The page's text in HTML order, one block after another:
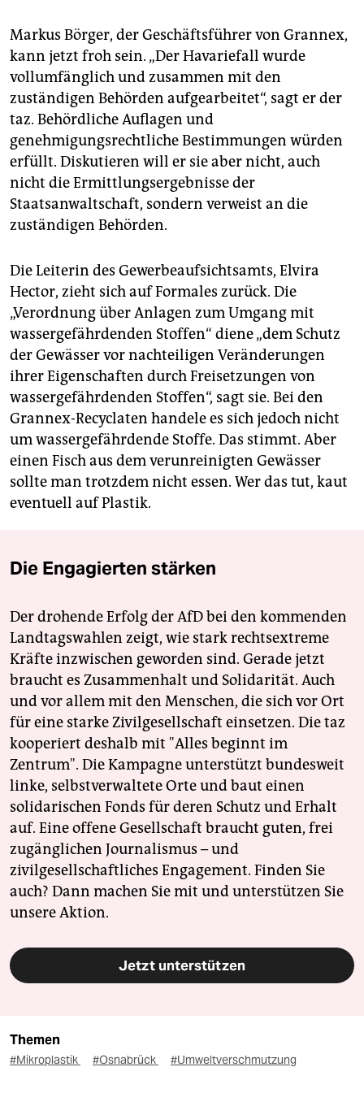
Markus Börger, der Geschäftsführer von Grannex,
kann jetzt froh sein. „Der Havariefall wurde
vollumfänglich und zusammen mit den
zuständigen Behörden aufgearbeitet“, sagt er der
taz. Behördliche Auflagen und
genehmigungsrechtliche Bestimmungen würden
erfüllt. Diskutieren will er sie aber nicht, auch
nicht die Ermittlungsergebnisse der
Staatsanwaltschaft, sondern verweist an die
zuständigen Behörden.
Die Leiterin des Gewerbeaufsichtsamts, Elvira
Hector, zieht sich auf Formales zurück. Die
„Verordnung über Anlagen zum Umgang mit
wassergefährdenden Stoffen“ diene „dem Schutz
der Gewässer vor nachteiligen Veränderungen
ihrer Eigenschaften durch Freisetzungen von
wassergefährdenden Stoffen“, sagt sie. Bei den
Grannex-Recyclaten handele es sich jedoch nicht
um wassergefährdende Stoffe. Das stimmt. Aber
einen Fisch aus dem verunreinigten Gewässer
sollte man trotzdem nicht essen. Wer das tut, kaut
eventuell auf Plastik.
Die Engagierten stärken
Der drohende Erfolg der AfD bei den kommenden
Landtagswahlen zeigt, wie stark rechtsextreme
Kräfte inzwischen geworden sind. Gerade jetzt
braucht es Zusammenhalt und Solidarität. Auch
und vor allem mit den Menschen, die sich vor Ort
für eine starke Zivilgesellschaft einsetzen. Die taz
kooperiert deshalb mit "Alles beginnt im
Zentrum". Die Kampagne unterstützt bundesweit
linke, selbstverwaltete Orte und baut einen
solidarischen Fonds für deren Schutz und Erhalt
auf. Eine offene Gesellschaft braucht guten, frei
zugänglichen Journalismus – und
zivilgesellschaftliches Engagement. Finden Sie
auch? Dann machen Sie mit und unterstützen Sie
unsere Aktion.
Jetzt unterstützen
Themen
#Mikroplastik #Osnabrück #Umweltverschmutzung